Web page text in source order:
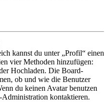
kannst du unter „Profil“ einen
vier Methoden hinzufügen:
Hochladen. Die Board-
ob und wie die Benutzer
du keinen Avatar benutzen
kontaktieren.